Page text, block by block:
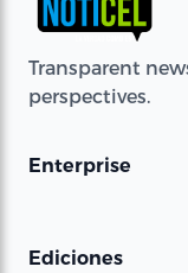
Transparent
perspectives.
Enterprise
Ediciones